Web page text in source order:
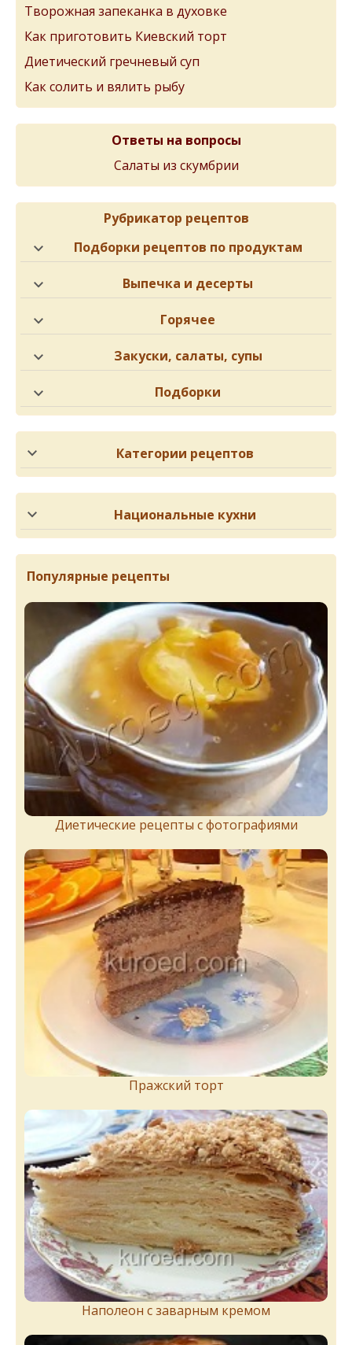
Творожная запеканка в духовке
Как приготовить Киевский торт
Диетический гречневый суп
Как солить и вялить рыбу
Ответы на вопросы
Салаты из скумбрии
Рубрикатор рецептов
Подборки рецептов по продуктам
Выпечка и десерты
Горячее
Закуски, салаты, супы
Подборки
Категории рецептов
Национальные кухни
Популярные рецепты
Диетические рецепты с фотографиями
Пражский торт
Наполеон с заварным кремом